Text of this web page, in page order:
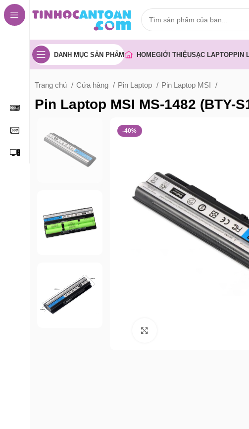
DANH MỤC SẢN PHẨM HOMEGIỚI THIỆUSẠC LAPTOPPIN
Trang chủ Cửa hàng Pin Laptop Pin Laptop MSI
Pin Laptop MSI MS-1482 (BTY-
-40%